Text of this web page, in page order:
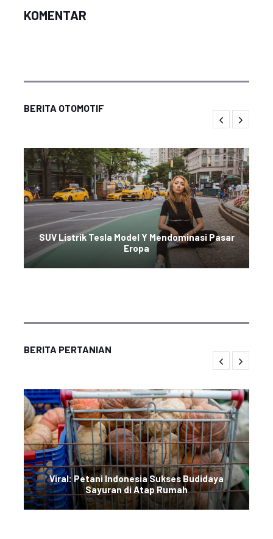
KOMENTAR
BERITA OTOMOTIF
SUV Listrik Tesla Model Y Mendominasi Pasar
Eropa
BERITA PERTANIAN
Viral: Petani Indonesia Sukses Budidaya
Sayuran di Atap Rumah